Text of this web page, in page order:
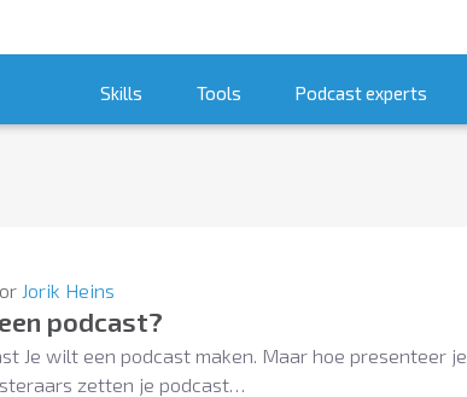
Skills Tools Podcast experts
Jorik Heins
podcast?
Je wilt een podcast maken. Maar hoe presenteer je
zetten je podcast…